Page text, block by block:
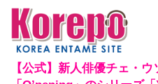
【公式】新人俳優チェ・